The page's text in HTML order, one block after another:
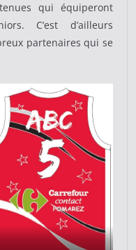
qui équiperont
C’est d’ailleurs
partenaires qui se